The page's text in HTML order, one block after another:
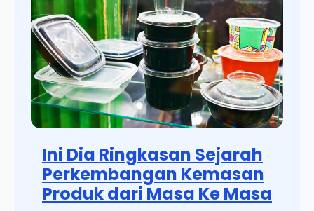
Ini Dia Ringkasan Sejarah
Perkembangan Kemasan
Produk dari Masa Ke Masa